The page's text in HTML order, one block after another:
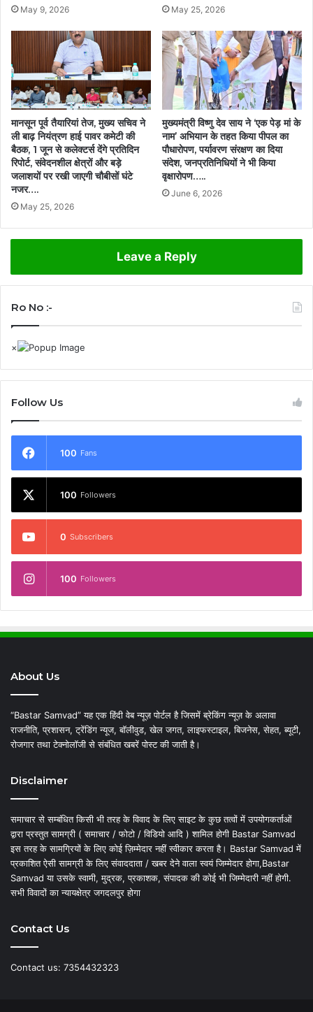
May 9, 2026 May 25, 2026
मानसून पूर्व तैयारियां तेज, मुख्य सचिव ने
ली बाढ़ नियंत्रण हाई पावर कमेटी की
बैठक, 1 जून से कलेक्टर्स देंगे प्रतिदिन
रिपोर्ट, संवेदनशील क्षेत्रों और बड़े
जलाशयों पर रखी जाएगी चौबीसों घंटे
नजर….
May 25, 2026
मुख्यमंत्री विष्णु देव साय ने ‘एक पेड़ मां के
नाम’ अभियान के तहत किया पीपल का
पौधारोपण, पर्यावरण संरक्षण का दिया
संदेश, जनप्रतिनिधियों ने भी किया
वृक्षारोपण…..
June 6, 2026
Leave a Reply
Ro No :-
Follow Us
100 Fans
100 Followers
0 Subscribers
100 Followers
About Us
“Bastar Samvad” यह एक हिंदी वेब न्यूज़ पोर्टल है जिसमें ब्रेकिंग न्यूज़ के अलावा
राजनीति, प्रशासन, ट्रेंडिंग न्यूज, बॉलीवुड, खेल जगत, लाइफस्टाइल, बिजनेस, सेहत, ब्यूटी,
रोजगार तथा टेक्नोलॉजी से संबंधित खबरें पोस्ट की जाती है।
Disclaimer
समाचार से सम्बंधित किसी भी तरह के विवाद के लिए साइट के कुछ तत्वों में उपयोगकर्ताओं
द्वारा प्रस्तुत सामग्री ( समाचार / फोटो / विडियो आदि ) शामिल होगी Bastar Samvad
इस तरह के सामग्रियों के लिए कोई ज़िम्मेदार नहीं स्वीकार करता है। Bastar Samvad में
प्रकाशित ऐसी सामग्री के लिए संवाददाता / खबर देने वाला स्वयं जिम्मेदार होगा,Bastar
Samvad या उसके स्वामी, मुद्रक, प्रकाशक, संपादक की कोई भी जिम्मेदारी नहीं होगी.
सभी विवादों का न्यायक्षेत्र जगदलपुर होगा
Contact Us
Contact us: 7354432323